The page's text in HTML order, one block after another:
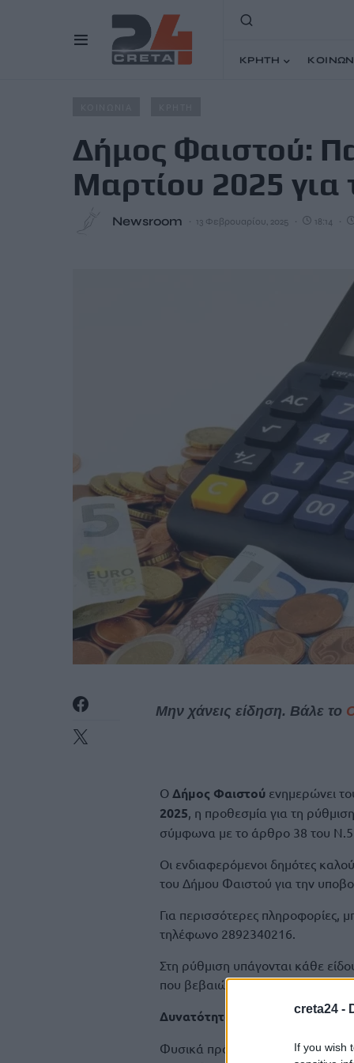
creta24 -
If you wish
ΚΡΗΤΗ
Δήμος Φαιστού:
Μαρτίου 2025 για
Newsroom 13 Φεβρουαρίου, 2025 18:14
Μην χάνεις είδηση. Βάλε το
Ο Δήμος Φαιστού ενημερώνει
2025, η προθεσμία για τη
σύμφωνα με το άρθρο 38 του
Οι ενδιαφερόμενοι δημότες
του Δήμου Φαιστού για την
Για περισσότερες πληροφορίες,
τηλέφωνο 2892340216.
Στη ρύθμιση υπάγονται κάθε
που βεβαιώθηκαν έως τις 31
Δυνατότητα υπαγωγής στη
Φυσικά πρόσωπα που πληρούν